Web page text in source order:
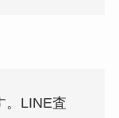
。LINE査